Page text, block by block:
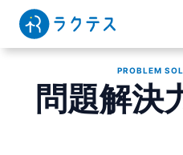
PROBLEM
問題解決